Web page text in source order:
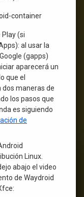
container
(si
al usar la
(gapps)
aparecerá un
que el
dos maneras de
los pasos que
es siguiendo
de
Linux.
abajo el video
de Waydroid